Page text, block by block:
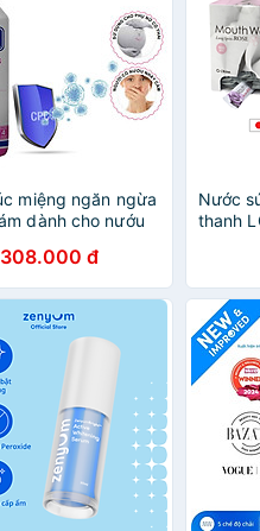
miệng ngăn ngừa
dành cho nướu
(dùng được
nữ mang thai) -
Tây Ban Nha
308.000 đ
Nước
thanh
– Hộp